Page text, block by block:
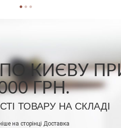
КИЄВУ
ГРН.
ТОВАРУ НА СКЛАДІ
на сторінці Доставка